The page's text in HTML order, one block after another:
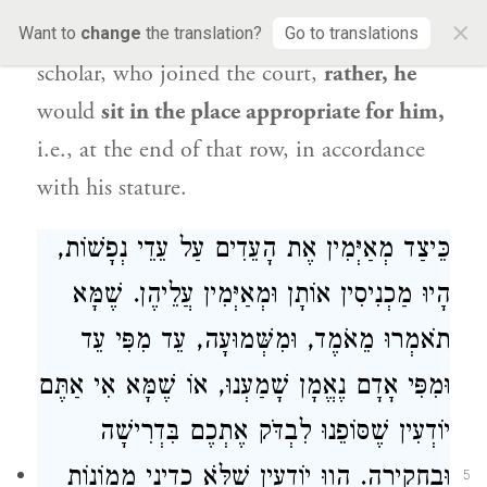
Want to change the translation? Go to translations ×
not sit in the place of the firstTorah
scholar, who joined the court,rather, he
would sit in the place appropriate for him,
i.e., at the end of that row, in accordance
with his stature.
5
כֵּיצַד מְאַיְּמִין אֶת הָעֵדִים עַל עֵדֵי נְפָשׁוֹת,
הָיוּ מַכְנִיסִין אוֹתָן וּמְאַיְּמִין עֲלֵיהֶן. שֶׁמָּא
תֹאמְרוּ מֵאֹמֶד, וּמִשְּׁמוּעָה, עֵד מִפִּי עֵד
וּמִפִּי אָדָם נֶאֱמָן שָׁמַעְנוּ, אוֹ שֶׁמָּא אִי אַתֶּם
יוֹדְעִין שֶׁסּוֹפֵנוּ לִבְדֹּק אֶתְכֶם בִּדְרִישָׁה